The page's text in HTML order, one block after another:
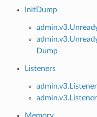
InitDump
Dump
Listeners